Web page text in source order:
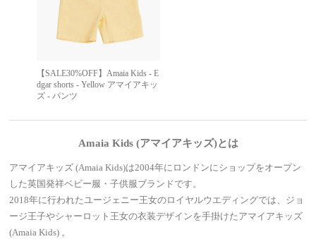
【SALE30%OFF】Amaia Kids - E
dgar shorts - Yellow アマイアキッ
ズ - パンツ
Amaia Kids (アマイアキッズ)とは
アマイアキッズ (Amaia Kids)は2004年にロンドンにショップをオープン
した英国発祥ベビー服・子供服ブランドです。
2018年に行われたユージェニー王女のロイヤルウエディングでは、ジョ
ージ王子やシャーロット王女の衣装デザインを手掛けたアマイアキッズ
(Amaia Kids) 。